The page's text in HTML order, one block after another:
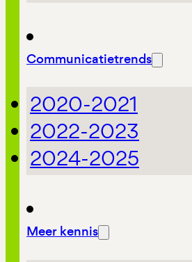
Communicatietrends
2020-2021
2022-2023
2024-2025
Meer kennis